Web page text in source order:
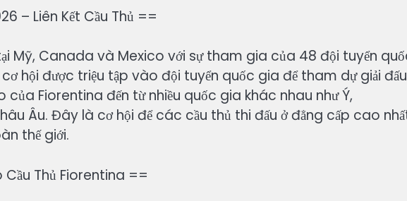
– Liên Kết Cầu Thủ ==
Mỹ, Canada và Mexico với sự tham gia của 48 đội tuyển
hội được triệu tập vào đội tuyển quốc gia để tham dự giải đấu
Fiorentina đến từ nhiều quốc gia khác nhau như Ý,
Âu. Đây là cơ hội để các cầu thủ thi đấu ở đẳng cấp cao
thế giới.
Thủ Fiorentina ==